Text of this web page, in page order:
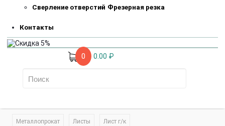
Сверление отверстий Фрезерная резка
Контакты
0 0.00 ₽
Металлопрокат Листы Лист г/к